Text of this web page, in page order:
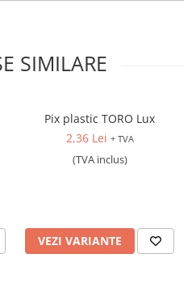
SIMILARE
Pix plastic TORO Lux
2,36 Lei + TVA
(TVA inclus)
VEZI VARIANTE